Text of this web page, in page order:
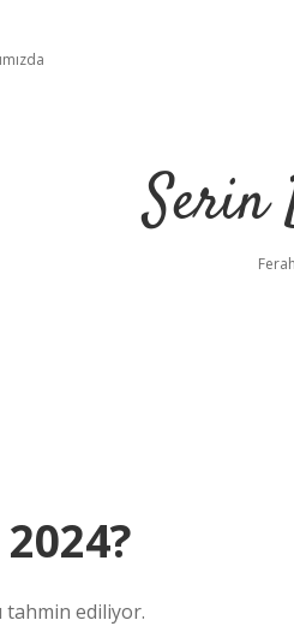
Serin
tahmin ediliyor.